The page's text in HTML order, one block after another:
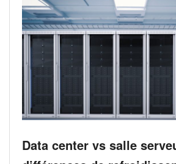
Data center vs salle